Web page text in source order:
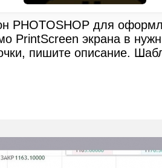
PHOTOSHOP для
PrintScreen экрана в
пишите описание.